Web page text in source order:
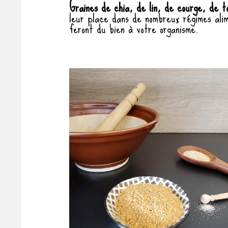
Graines de chia, de lin, de courge, de
leur place dans de nombreux régimes
feront du bien à votre organisme.